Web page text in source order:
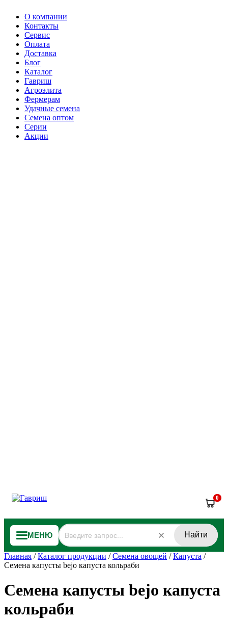
О компании
Контакты
Сервис
Оплата
Доставка
Блог
Каталог
Гавриш
Агроэлита
Фермерам
Удачные семена
Семена оптом
Серии
Акции
0
МЕНЮ Найти
Главная /Каталог продукции /Семена овощей /Капуста /
Семена капусты bejo капуста кольраби
Семена капусты bejo капуста
кольраби